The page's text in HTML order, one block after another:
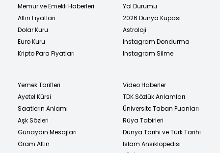
Memur ve Emekli Haberleri
Altın Fiyatları
Dolar Kuru
Euro Kuru
Kripto Para Fiyatları
Yol Durumu
2026 Dünya Kupası
Astroloji
Instagram Dondurma
Instagram Silme
Yemek Tarifleri
Ayetel Kürsi
Saatlerin Anlamı
Aşk Sözleri
Günaydın Mesajları
Gram Altın
Video Haberler
TDK Sözlük Anlamları
Üniversite Taban Puanları
Rüya Tabirleri
Dünya Tarihi ve Türk Tarihi
İslam Ansiklopedisi